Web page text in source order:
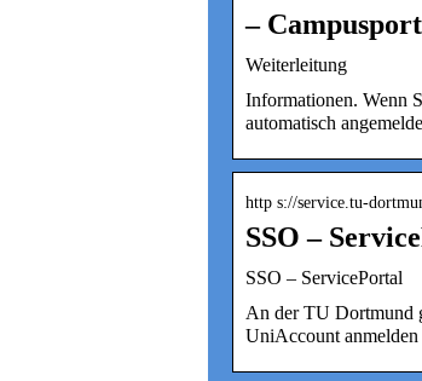
–
Weiterleitung
Informationen. Wenn
automatisch
http s://service.tu-
SSO –
SSO – ServicePortal
An der TU Dortmund
UniAccount